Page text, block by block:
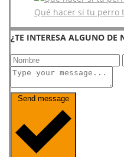
Qué hacer si tu perro
¿TE INTERESA ALGUNO DE
Send message